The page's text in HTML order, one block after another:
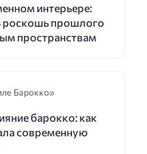
интерьере:
роскошь прошлого
пространствам
Барокко»
барокко: как
современную